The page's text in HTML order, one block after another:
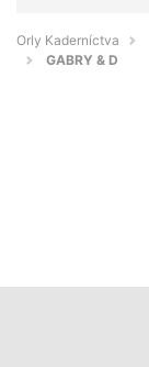
Orly Kaderníctva
GABRY & D